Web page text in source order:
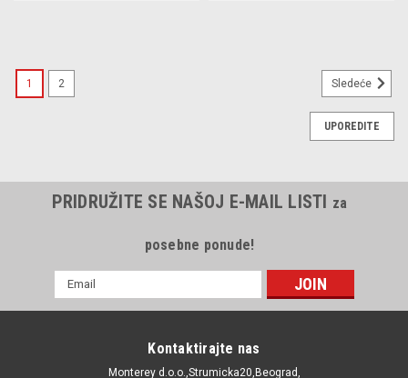
1 2 Sledeće
UPOREDITE
PRIDRUŽITE SE NAŠOJ E-MAIL LISTI za
posebne ponude!
mail
Kontaktirajte nas
Monterey d.o.o.,Strumicka20,Beograd,